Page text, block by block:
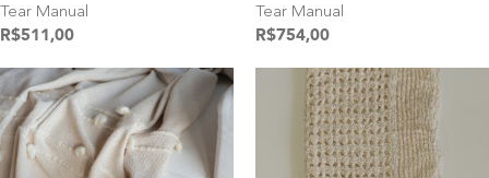
Tear Manual
R$511,00
Tear Manual
R$754,00